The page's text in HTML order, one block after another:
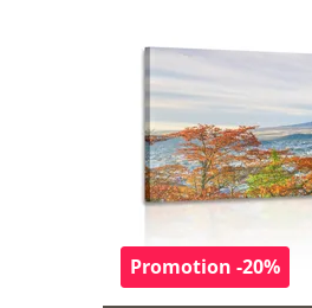
Promotion -20%